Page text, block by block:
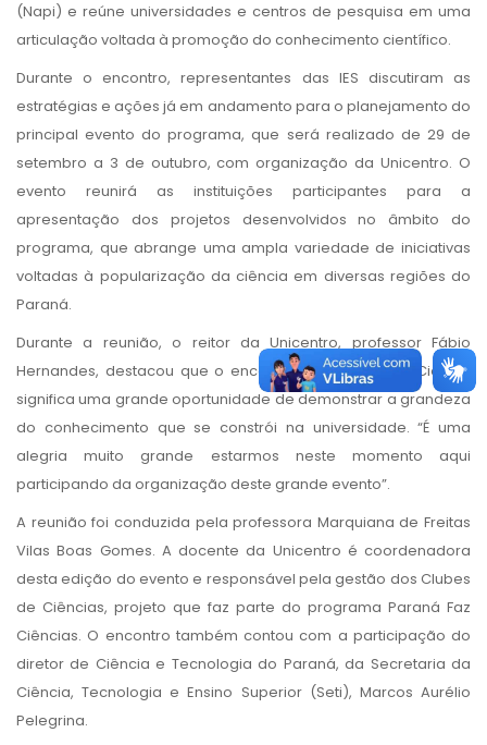
(Napi) e reúne universidades e centros de pesquisa em uma
articulação voltada à promoção do conhecimento científico.
Durante o encontro, representantes das IES discutiram as
estratégias e ações já em andamento para o planejamento do
principal evento do programa, que será realizado de 29 de
setembro a 3 de outubro, com organização da Unicentro. O
evento reunirá as instituições participantes para a
apresentação dos projetos desenvolvidos no âmbito do
programa, que abrange uma ampla variedade de iniciativas
voltadas à popularização da ciência em diversas regiões do
Paraná.
Durante a reunião, o reitor da Unicentro, professor Fábio
Hernandes, destacou que o encontro do Paraná Faz Ciência
significa uma grande oportunidade de demonstrar a grandeza
do conhecimento que se constrói na universidade. “É uma
alegria muito grande estarmos neste momento aqui
participando da organização deste grande evento”.
A reunião foi conduzida pela professora Marquiana de Freitas
Vilas Boas Gomes. A docente da Unicentro é coordenadora
desta edição do evento e responsável pela gestão dos Clubes
de Ciências, projeto que faz parte do programa Paraná Faz
Ciências. O encontro também contou com a participação do
diretor de Ciência e Tecnologia do Paraná, da Secretaria da
Ciência, Tecnologia e Ensino Superior (Seti), Marcos Aurélio
Pelegrina.